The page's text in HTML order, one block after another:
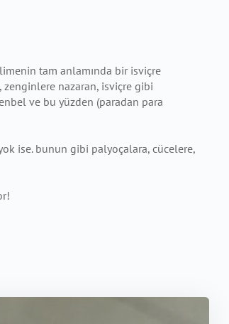
tam anlamında bir isviçre
nazaran, isviçre gibi
ve bu yüzden (paradan para
ise. bunun gibi palyoçalara, cücelere,